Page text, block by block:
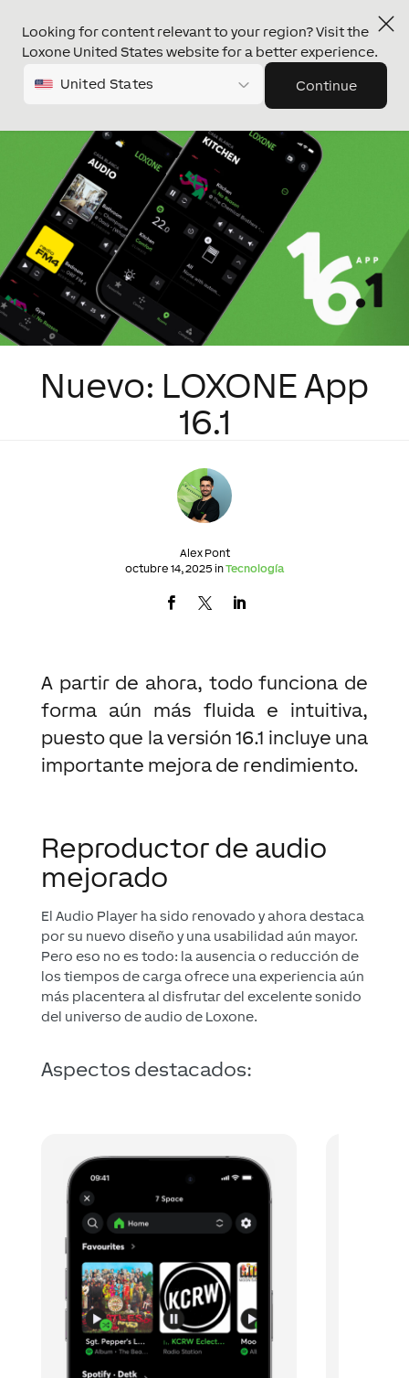
Looking for content relevant to your region? Visit the
Loxone United States website for a better experience.
United States Continue
Nuevo: LOXONE App
16.1
Alex Pont
octubre 14, 2025 inTecnología
A partir de ahora, todo funciona de
forma aún más fluida e intuitiva,
puesto que la versión 16.1 incluye una
importante mejora de rendimiento.
Reproductor de audio
mejorado
El Audio Player ha sido renovado y ahora destaca
por su nuevo diseño y una usabilidad aún mayor.
Pero eso no es todo: la ausencia o reducción de
los tiempos de carga ofrece una experiencia aún
más placentera al disfrutar del excelente sonido
del universo de audio de Loxone.
Aspectos destacados: